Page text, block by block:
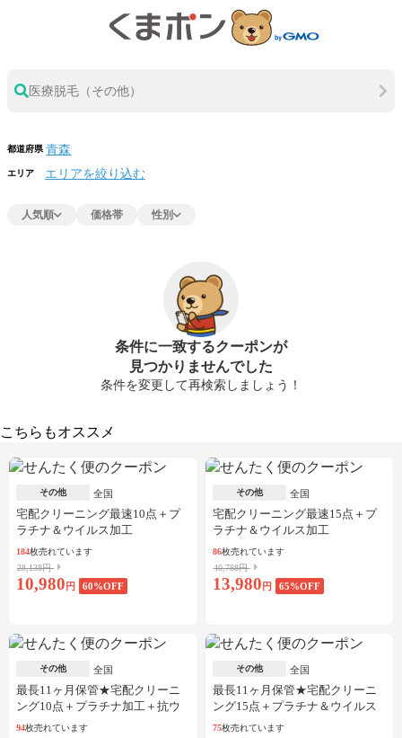
医療脱毛（その他）
都道府県
エリア エリアを絞り込む
人気順 価格帯 性別
条件に一致するクーポンが
見つかりませんでした
条件を変更して再検索しましょう！
こちらもオススメ
その他 全国
宅配クリーニング最速10点＋プ
ラチナ＆ウイルス加工
184枚売れています
28,138円
10,980 円 60%OFF
その他 全国
宅配クリーニング最速15点＋プ
ラチナ＆ウイルス加工
86枚売れています
40,788円
13,980 円 65%OFF
その他 全国
最長11ヶ月保管★宅配クリーニ
ング10点＋プラチナ加工＋抗ウ
イルス加工
94枚売れています
その他 全国
最長11ヶ月保管★宅配クリーニ
ング15点＋プラチナ＆ウイルス
加工
75枚売れています